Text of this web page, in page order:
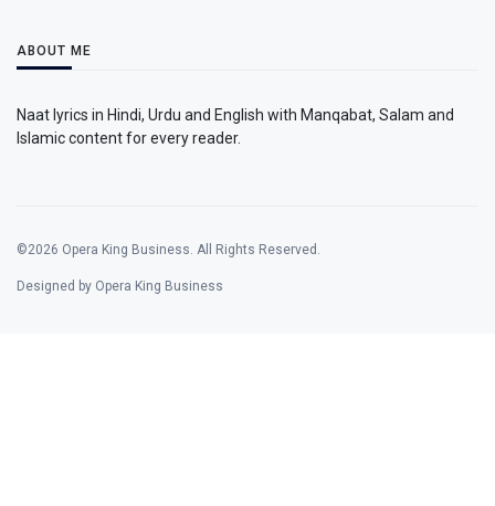
ABOUT ME
Naat lyrics in Hindi, Urdu and English with Manqabat, Salam and
Islamic content for every reader.
©2026 Opera King Business. All Rights Reserved.
Designed by Opera King Business